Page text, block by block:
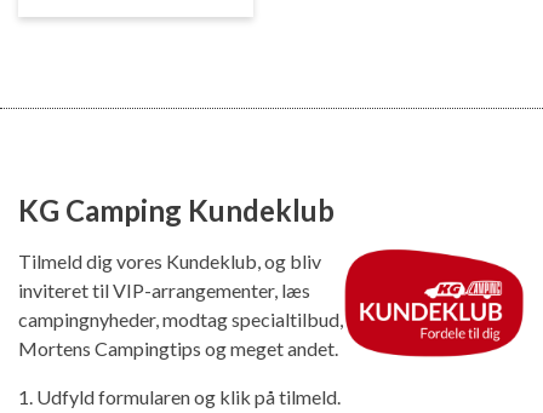
KG Camping Kundeklub
Tilmeld dig vores Kundeklub, og bliv
inviteret til VIP-arrangementer, læs
campingnyheder, modtag specialtilbud,
Mortens Campingtips og meget andet.
1. Udfyld formularen og klik på tilmeld.